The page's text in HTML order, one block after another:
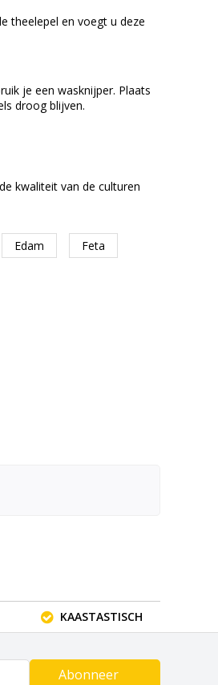
theelepel en voegt u deze
je een wasknijper. Plaats
droog blijven.
kwaliteit van de culturen
Edam Feta
KAASTASTISCH
Abonneer